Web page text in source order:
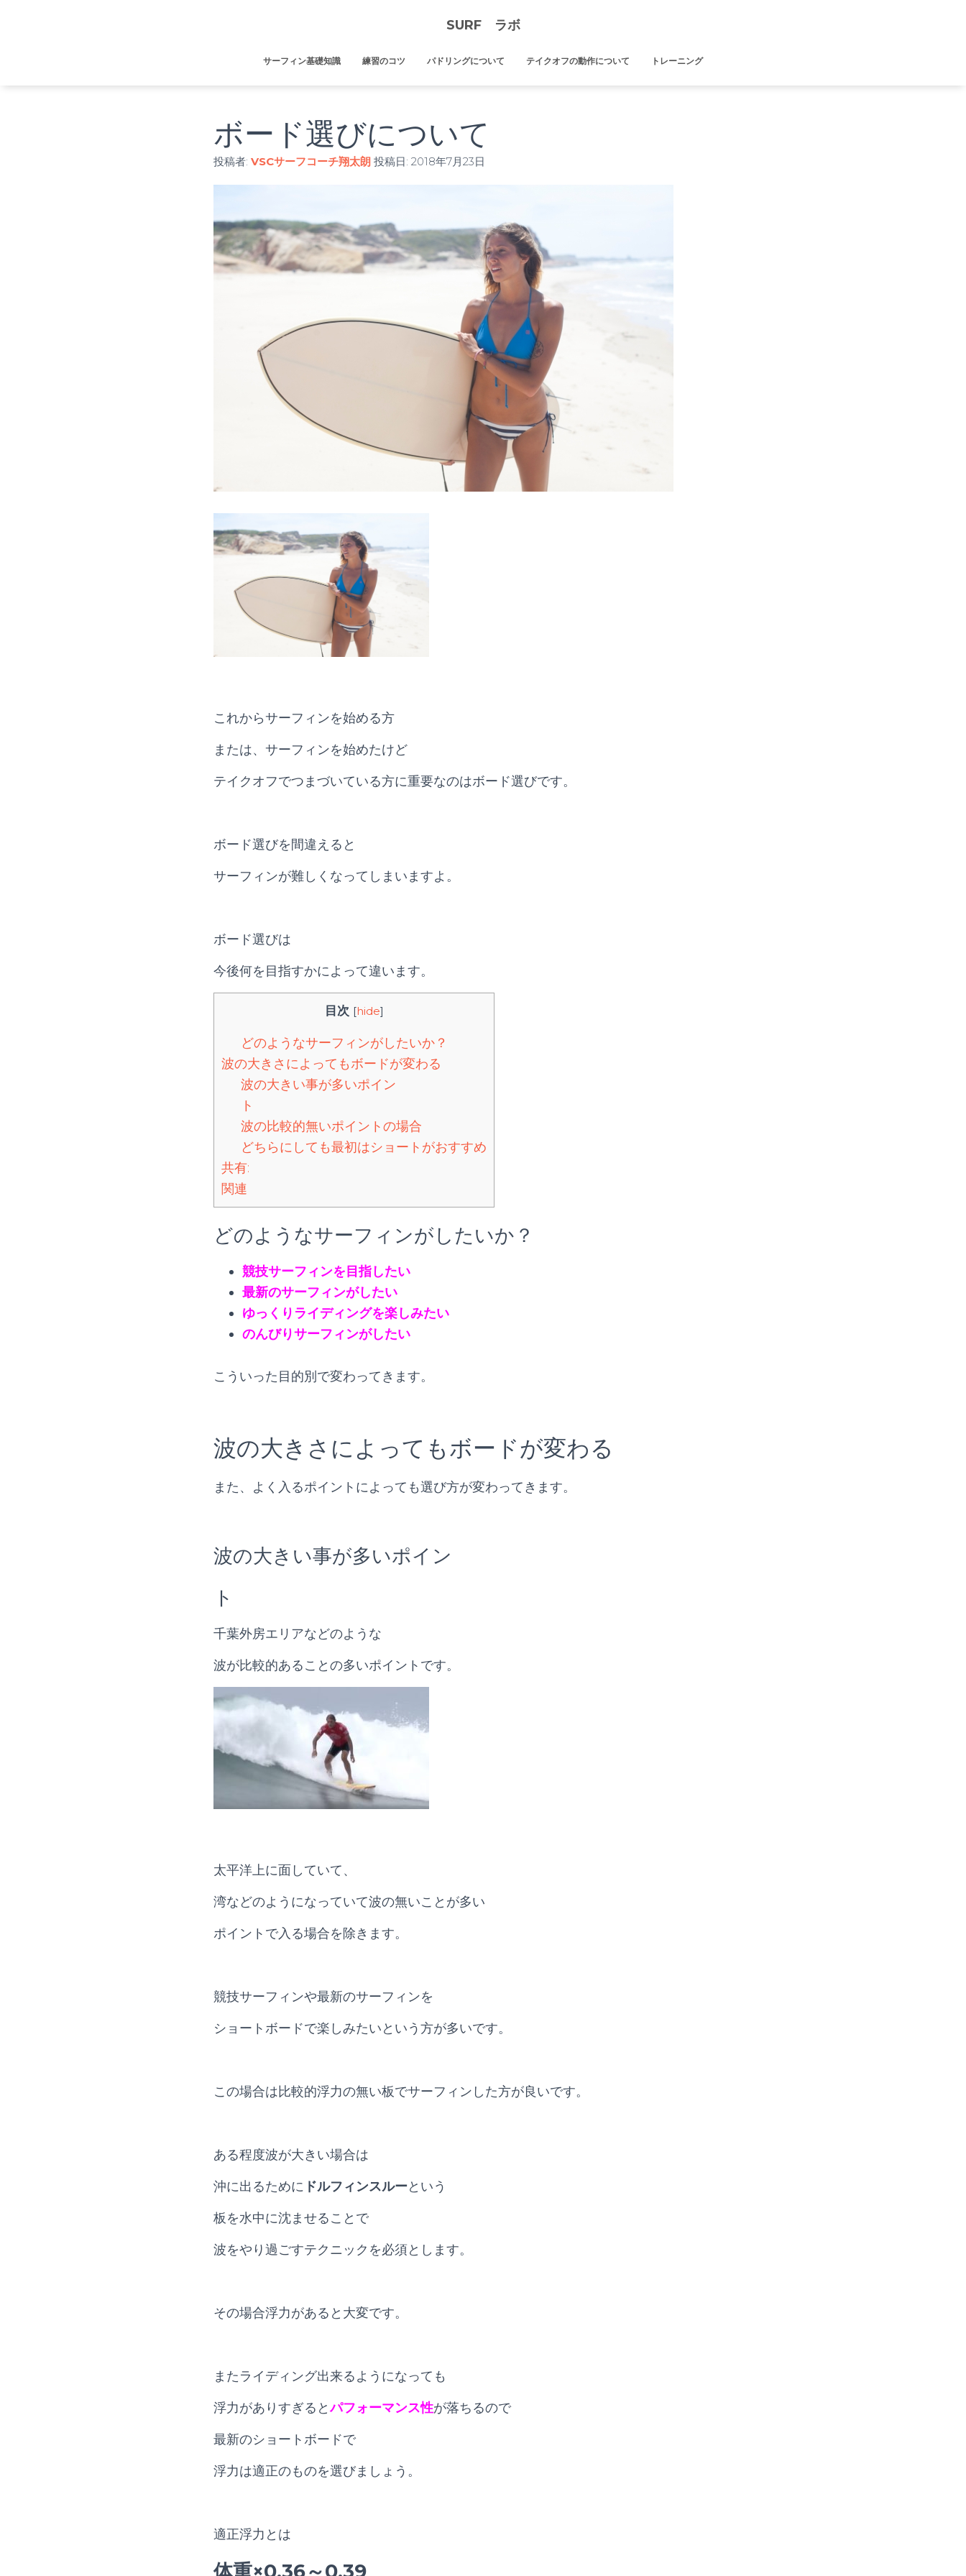
SURF ラボ
サーフィン基礎知識 練習のコツ パドリングについて テイクオフの動作について トレーニング
ボード選びについて
投稿者: VSCサーフコーチ翔太朗 投稿日: 2018年7月23日
これからサーフィンを始める方
または、サーフィンを始めたけど
テイクオフでつまづいている方に重要なのはボード選びです。
ボード選びを間違えると
サーフィンが難しくなってしまいますよ。
ボード選びは
今後何を目指すかによって違います。
目次 [hide]
どのようなサーフィンがしたいか？
波の大きさによってもボードが変わる
波の大きい事が多いポイン
ト
波の比較的無いポイントの場合
どちらにしても最初はショートがおすすめ
共有:
関連
どのようなサーフィンがしたいか？
競技サーフィンを目指したい
最新のサーフィンがしたい
ゆっくりライディングを楽しみたい
のんびりサーフィンがしたい
こういった目的別で変わってきます。
波の大きさによってもボードが変わる
また、よく入るポイントによっても選び方が変わってきます。
波の大きい事が多いポイン
ト
千葉外房エリアなどのような
波が比較的あることの多いポイントです。
太平洋上に面していて、
湾などのようになっていて波の無いことが多い
ポイントで入る場合を除きます。
競技サーフィンや最新のサーフィンを
ショートボードで楽しみたいという方が多いです。
この場合は比較的浮力の無い板でサーフィンした方が良いです。
ある程度波が大きい場合は
沖に出るために ドルフィンスルーという
板を水中に沈ませることで
波をやり過ごすテクニックを必須とします。
その場合浮力があると大変です。
またライディング出来るようになっても
浮力がありすぎるとパフォーマンス性が落ちるので
最新のショートボードで
浮力は適正のものを選びましょう。
適正浮力とは